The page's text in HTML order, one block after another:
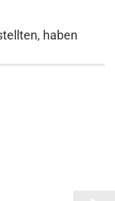
haben